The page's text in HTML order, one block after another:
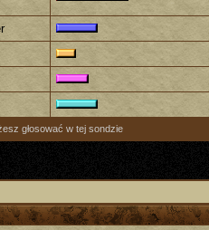
głosować w tej sondzie